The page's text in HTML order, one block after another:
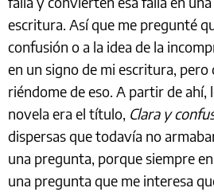
escritura. Así que me pregunté
confusión o a la idea de la
en un signo de mi escritura, pero
riéndome de eso. A partir de ahí,
novela era el título, Clara y
dispersas que todavía no
una pregunta, porque siempre
una pregunta que me interesa